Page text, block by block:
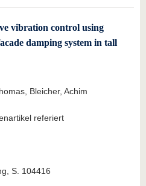
vibration control using
damping system in tall
Bleicher, Achim
referiert
S. 104416